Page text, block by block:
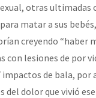
otras ultimadas
matar a sus
creyendo “haber
con lesiones de por
de bala, por
dolor que vivió ese